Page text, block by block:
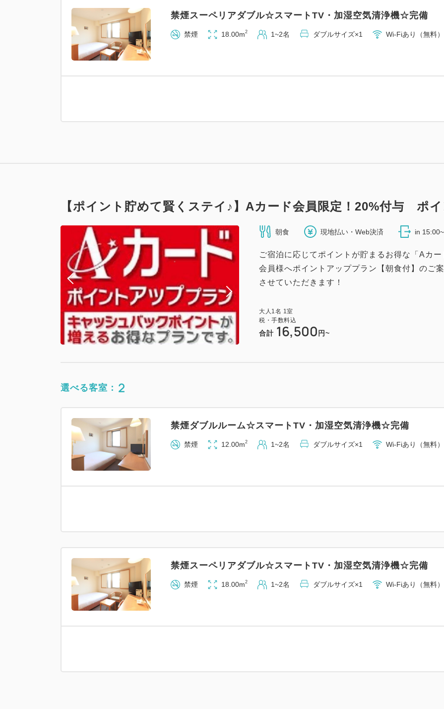
禁煙スーペリアダブル☆スマートTV・加湿空気清浄機☆完備
禁煙 18.00m2 1~2名 ダブルサイズ×1 Wi-Fiあり（無料）
【ポイント貯めて賢くステイ♪】Aカード会員限定！20%付与 ポイ
朝食 現地払い・Web決済 in
ご宿泊に応じてポイントが貯まるお得な「Aカ
会員様へポイントアッププラン【朝食付】の
させていただきます！
大人 1名 1室
税・手数料込
合計 16,500 円~
選べる客室： 2
禁煙ダブルルーム☆スマートTV・加湿空気清浄機☆完備
禁煙 12.00m2 1~2名 ダブルサイズ×1 Wi-Fiあり（無料）
禁煙スーペリアダブル☆スマートTV・加湿空気清浄機☆完備
禁煙 18.00m2 1~2名 ダブルサイズ×1 Wi-Fiあり（無料）